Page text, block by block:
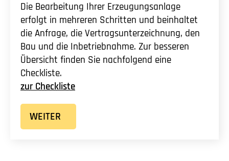
Die Bearbeitung Ihrer Erzeugungsanlage
erfolgt in mehreren Schritten und beinhaltet
die Anfrage, die Vertragsunterzeichnung, den
Bau und die Inbetriebnahme. Zur besseren
Übersicht finden Sie nachfolgend eine
Checkliste.
zur Checkliste
WEITER